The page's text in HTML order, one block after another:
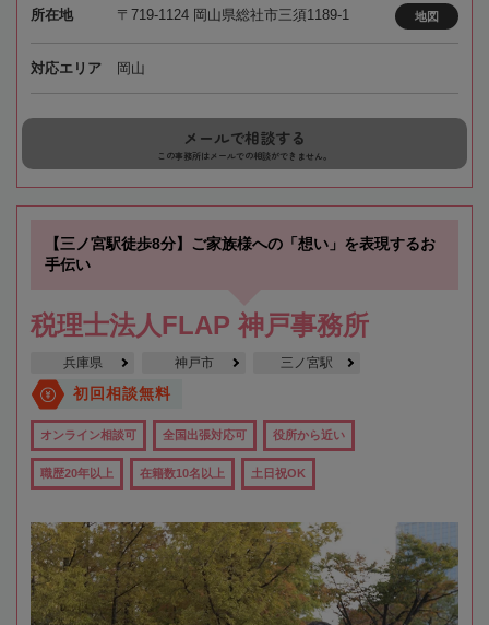
所在地 〒719-1124 岡山県総社市三須1189-1 地図
対応エリア 岡山
メールで相談する
この事務所はメールでの相談ができません。
【三ノ宮駅徒歩8分】ご家族様への「想い」を表現するお
手伝い
税理士法人FLAP 神戸事務所
兵庫県 神戸市 三ノ宮駅
初回相談無料
オンライン相談可 全国出張対応可 役所から近い
職歴20年以上 在籍数10名以上 土日祝OK